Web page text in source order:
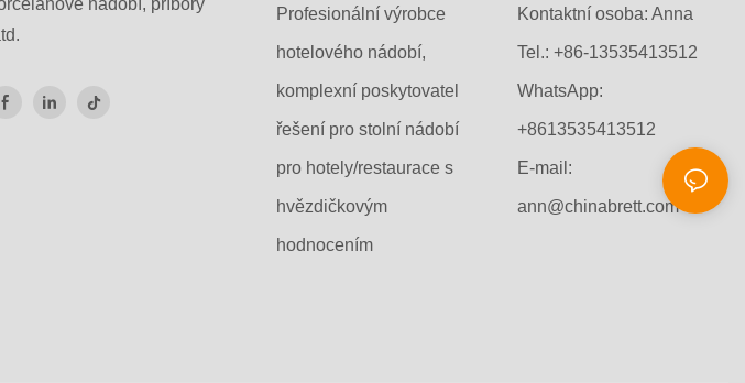
Profesionální výrobce
hotelového nádobí,
komplexní poskytovatel
řešení pro stolní nádobí
pro hotely/restaurace s
hvězdičkovým
hodnocením
Kontaktní osoba: Anna
Tel.: +86-13535413512
WhatsApp:
+8613535413512
E-mail:
ann@chinabrett.com